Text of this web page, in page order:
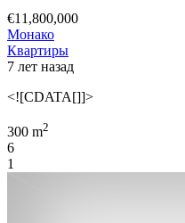
€11,800,000
Монако
Квартиры
7 лет назад
<![CDATA[]]>
300 m2
6
1